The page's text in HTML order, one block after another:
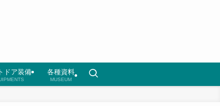
ドア装備 各種資料
MUSEUM